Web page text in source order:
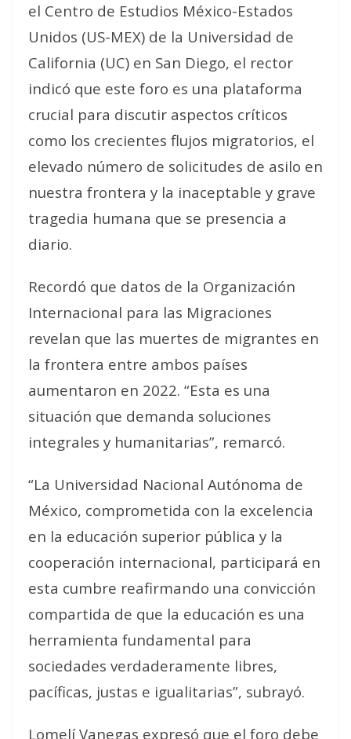
el Centro de Estudios México-Estados
Unidos (US-MEX) de la Universidad de
California (UC) en San Diego, el rector
indicó que este foro es una plataforma
crucial para discutir aspectos críticos
como los crecientes flujos migratorios, el
elevado número de solicitudes de asilo en
nuestra frontera y la inaceptable y grave
tragedia humana que se presencia a
diario.
Recordó que datos de la Organización
Internacional para las Migraciones
revelan que las muertes de migrantes en
la frontera entre ambos países
aumentaron en 2022. “Esta es una
situación que demanda soluciones
integrales y humanitarias”, remarcó.
“La Universidad Nacional Autónoma de
México, comprometida con la excelencia
en la educación superior pública y la
cooperación internacional, participará en
esta cumbre reafirmando una convicción
compartida de que la educación es una
herramienta fundamental para
sociedades verdaderamente libres,
pacíficas, justas e igualitarias”, subrayó.
Lomelí Vanegas expresó que el foro debe